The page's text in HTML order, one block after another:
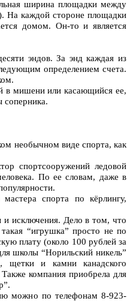
ширина площадки между
На каждой стороне площадки
домом. Он-то и является
эндов. За энд каждая из
определением счета.
в мишени или касающийся ее,
соперника.
необычном виде спорта, как
спортсооружений ледовой
По ее словам, даже в
спорта по кёрлингу,
исключения. Дело в том, что
“игрушка” просто не по
плату (около 100 рублей за
школы “Норильский никель”
щетки и камни канадского
компания приобрела для
можно по телефонам 8-923-